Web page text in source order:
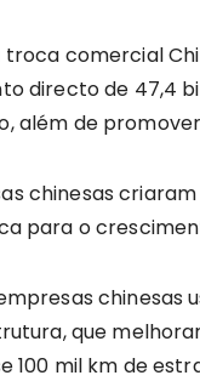
troca comercial
directo de 47,4
além de
chinesas
para o
que
100 mil km de